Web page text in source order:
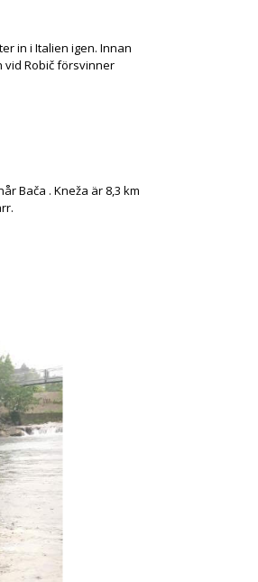
in i Italien igen. Innan
vid Robič försvinner
Bača . Kneža är 8,3 km